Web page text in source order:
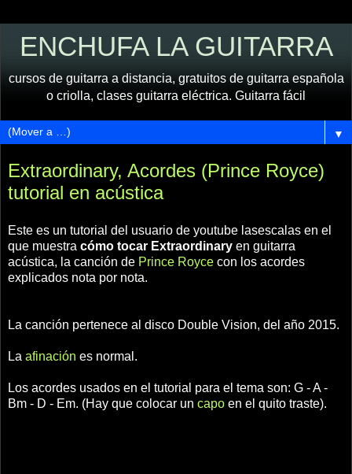
ENCHUFA LA GUITARRA
cursos de guitarra a distancia, gratuitos de guitarra española
o criolla, clases guitarra eléctrica. Guitarra fácil
▼
Extraordinary, Acordes (Prince Royce)
tutorial en acústica
Este es un tutorial del usuario de youtube lasescalas en el
que muestra cómo tocar Extraordinary en guitarra
acústica, la canción de Prince Royce con los acordes
explicados nota por nota.
La canción pertenece al disco Double Vision, del año 2015.
La afinación es normal.
Los acordes usados en el tutorial para el tema son: G - A -
Bm - D - Em. (Hay que colocar un capo en el quito traste).